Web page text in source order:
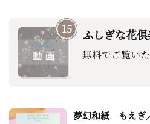
ギャラリー
会員注文フォーム
押し花・植物標本
15 ふしぎな花
無料でご覧い
夢幻和紙 もえぎ